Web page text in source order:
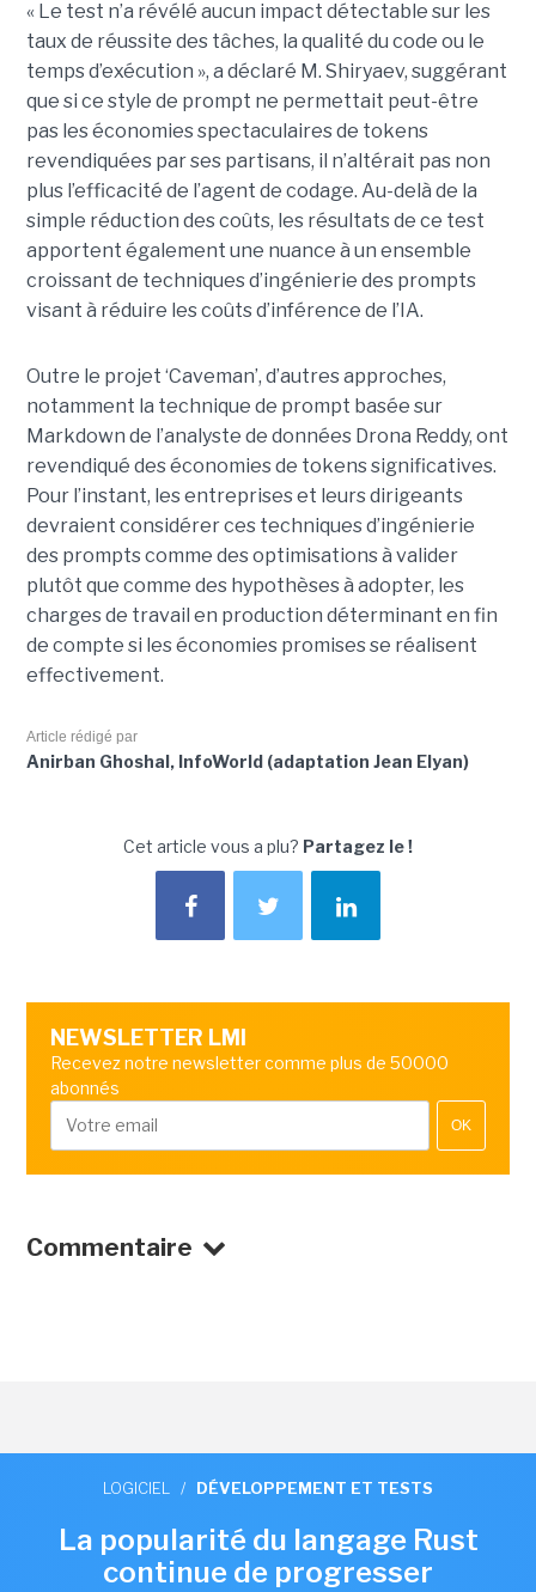
« Le test n’a révélé aucun impact détectable sur les
taux de réussite des tâches, la qualité du code ou le
temps d’exécution », a déclaré M. Shiryaev, suggérant
que si ce style de prompt ne permettait peut-être
pas les économies spectaculaires de tokens
revendiquées par ses partisans, il n’altérait pas non
plus l’efficacité de l’agent de codage. Au-delà de la
simple réduction des coûts, les résultats de ce test
apportent également une nuance à un ensemble
croissant de techniques d’ingénierie des prompts
visant à réduire les coûts d’inférence de l’IA.
Outre le projet ‘Caveman’, d’autres approches,
notamment la technique de prompt basée sur
Markdown de l’analyste de données Drona Reddy, ont
revendiqué des économies de tokens significatives.
Pour l’instant, les entreprises et leurs dirigeants
devraient considérer ces techniques d’ingénierie
des prompts comme des optimisations à valider
plutôt que comme des hypothèses à adopter, les
charges de travail en production déterminant en fin
de compte si les économies promises se réalisent
effectivement.
Article rédigé par
Anirban Ghoshal, InfoWorld (adaptation Jean Elyan)
Cet article vous a plu? Partagez le !
NEWSLETTER LMI
Recevez notre newsletter comme plus de 50000
abonnés
OK
Commentaire
LOGICIEL / DÉVELOPPEMENT ET TESTS
La popularité du langage Rust
continue de progresser